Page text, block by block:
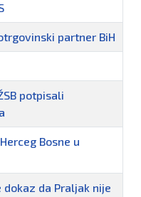
partner BiH
potpisali
Bosne u
da Praljak nije